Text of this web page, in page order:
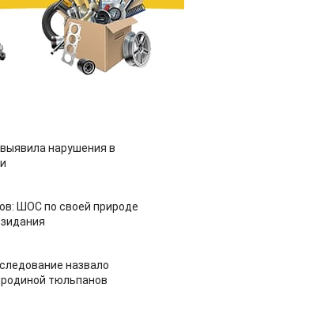
нарушения в
ШОС по своей природе
назвало
тюльпанов